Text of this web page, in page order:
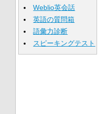
Weblio英会話
英語の質問箱
語彙力診断
スピーキングテスト